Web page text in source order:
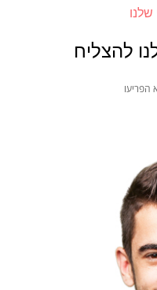
שלנו
להצליח
הפריעו